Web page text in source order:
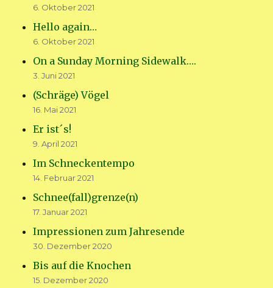
6. Oktober 2021
Hello again…
6. Oktober 2021
On a Sunday Morning Sidewalk….
3. Juni 2021
(Schräge) Vögel
16. Mai 2021
Er ist´s!
9. April 2021
Im Schneckentempo
14. Februar 2021
Schnee(fall)grenze(n)
17. Januar 2021
Impressionen zum Jahresende
30. Dezember 2020
Bis auf die Knochen
15. Dezember 2020